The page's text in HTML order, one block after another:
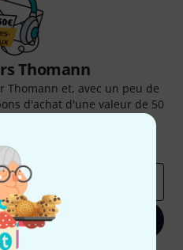
Thomann
Thomann et, avec un peu de
d'achat d'une valeur de 50
Deals